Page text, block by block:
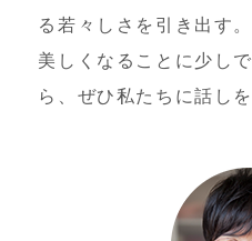
る若々しさを引き出す。
美しくなることに少し
ら、ぜひ私たちに話し